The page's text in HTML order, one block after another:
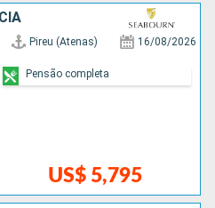
Pireu (Atenas) 16/08/2026
US$ 5,795
Pensão completa